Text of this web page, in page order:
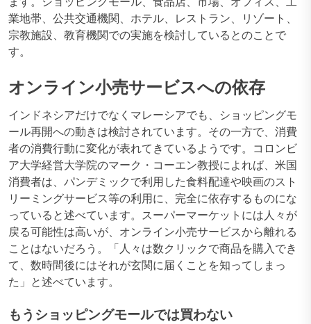
業地帯、公共交通機関、ホテル、レストラン、リゾート、
宗教施設、教育機関での実施を検討しているとのことで
す。
オンライン小売サービスへの依存
インドネシアだけでなくマレーシアでも、ショッピングモ
ール再開への動きは検討されています。その一方で、消費
者の消費行動に変化が表れてきているようです。コロンビ
ア大学経営大学院のマーク・コーエン教授によれば、米国
消費者は、パンデミックで利用した食料配達や映画のスト
リーミングサービス等の利用に、完全に依存するものにな
っていると述べています。スーパーマーケットには人々が
戻る可能性は高いが、オンライン小売サービスから離れる
ことはないだろう。「人々は数クリックで商品を購入でき
て、数時間後にはそれが玄関に届くことを知ってしまっ
た」と述べています。
もうショッピングモールでは買わない